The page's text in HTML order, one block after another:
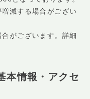
減する場合がござい
がございます。詳細
本情報・アクセ